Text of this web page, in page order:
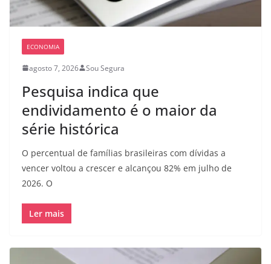
ECONOMIA
agosto 7, 2026 Sou Segura
Pesquisa indica que
endividamento é o maior da
série histórica
O percentual de famílias brasileiras com dívidas a
vencer voltou a crescer e alcançou 82% em julho de
2026. O
Ler mais